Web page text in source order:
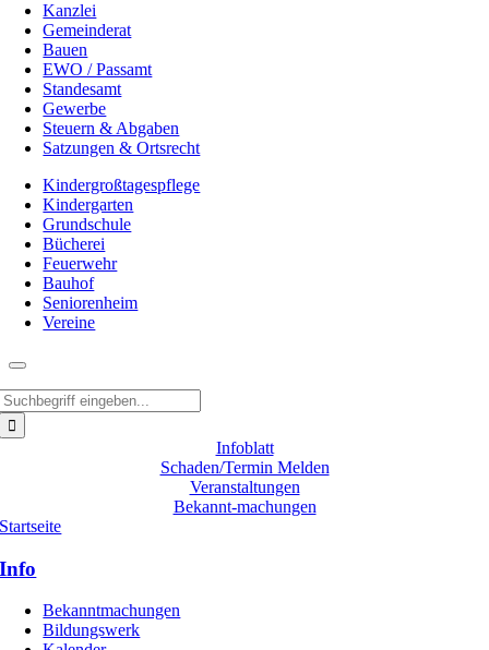
Kanzlei
Gemeinderat
Bauen
EWO / Passamt
Standesamt
Gewerbe
Steuern & Abgaben
Satzungen & Ortsrecht
Kindergroßtagespflege
Kindergarten
Grundschule
Bücherei
Feuerwehr
Bauhof
Seniorenheim
Vereine
Infoblatt
Schaden/Termin Melden
Veranstaltungen
Bekannt-machungen
Startseite
Info
Bekanntmachungen
Bildungswerk